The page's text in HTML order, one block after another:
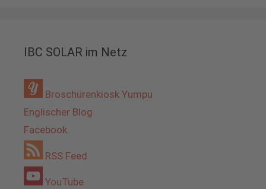
IBC SOLAR im Netz
Broschürenkiosk Yumpu
Englischer Blog
Facebook
RSS Feed
YouTube